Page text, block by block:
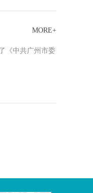
MORE+
《中共广州市委